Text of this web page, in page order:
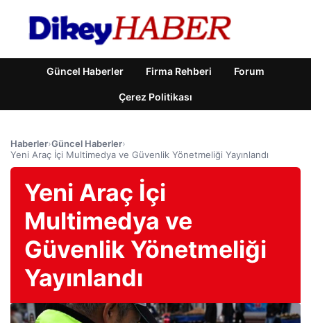
Güncel Haberler Firma Rehberi Forum
Çerez Politikası
Haberler›Güncel Haberler›
Yeni Araç İçi Multimedya ve Güvenlik Yönetmeliği Yayınlandı
Yeni Araç İçi
Multimedya ve
Güvenlik Yönetmeliği
Yayınlandı